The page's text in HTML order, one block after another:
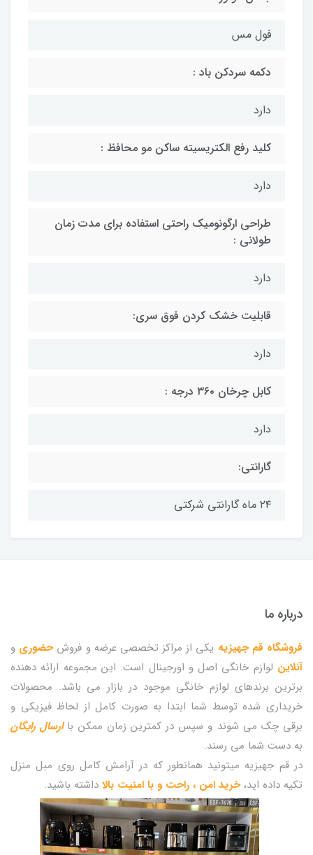
فول مس
دکمه سردکن باد :
دارد
كليد رفع الكتريسيته ساكن مو محافظ :
دارد
طراحى ارگونومیک راحتى استفاده براى مدت زمان
طولانى :
دارد
قابلیت خشک کردن فوق سری:
دارد
کابل چرخان ۳۶۰ درجه :
دارد
گارانتی:
۲۴ ماه گارانتی شرکتی
درباره ما
فروشگاه قم جهیزیه یکی از مراکز تخصصی عرضه و فروشحضوری و
آنلاین لوازم خانگی اصل و اورجینال است. این مجموعه ارائه دهنده
برترین برندهای لوازم خانگی موجود در بازار می باشد. محصولات
خریداری شده توسط شما ابتدا به صورت کامل از لحاظ فیزیکی و
برقی چک می شوند و سپس در کمترین زمان ممکن با ارسال رایگان
به دست شما می رسند.
در قم جهیزیه میتونید همانطور که در آرامش کامل روی مبل منزل
تکیه داده اید،خرید امن ، راحت و با امنیت بالا داشته باشید.